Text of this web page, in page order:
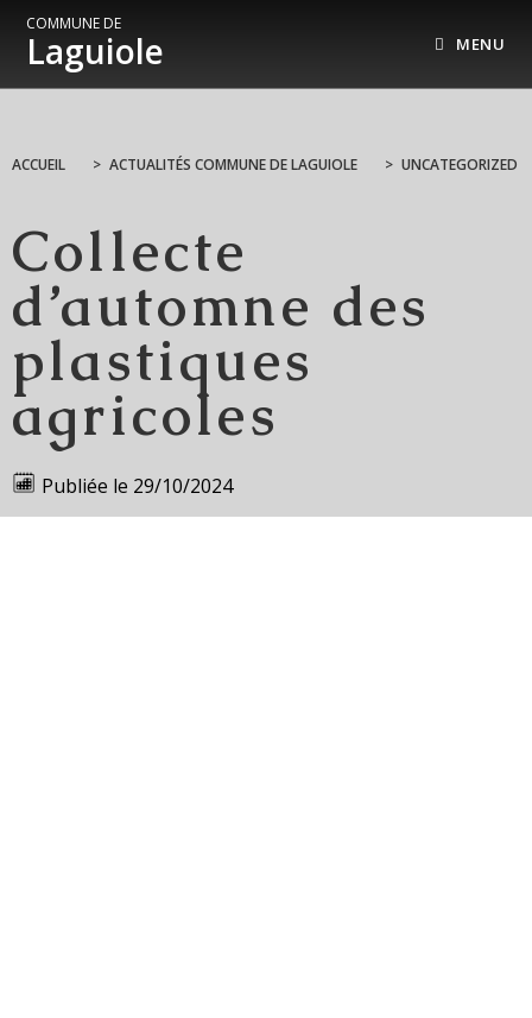
COMMUNE DE
Laguiole MENU
ACCUEIL > ACTUALITÉS COMMUNE DE LAGUIOLE > UNCATEGORIZED
Collecte
d’automne des
plastiques
agricoles
Publiée le 29/10/2024